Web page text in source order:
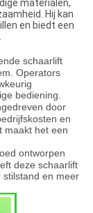
materialen,
Hij kan
en biedt een
schaarlift
Operators
bediening.
door
en
maakt het een
ontworpen
deze schaarlift
stilstand en meer